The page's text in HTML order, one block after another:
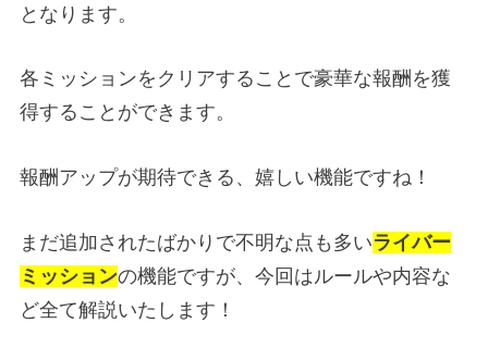
となります。
各ミッションをクリアすることで豪華な報酬を獲
得することができます。
報酬アップが期待できる、嬉しい機能ですね！
まだ追加されたばかりで不明な点も多いライバー
ミッションの機能ですが、今回はルールや内容な
ど全て解説いたします！